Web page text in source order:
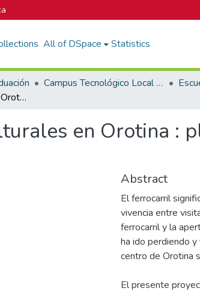
All of DSpace Statistics
Campus Tecnológico Local San José
Portales culturales en Orotina : plan especial de regeneración urbana en el centro
en Orotina :
Abstract
El ferrocarril
vivencia entre
ferrocarril y la
ha ido perdiendo
centro de Orotina
El presente